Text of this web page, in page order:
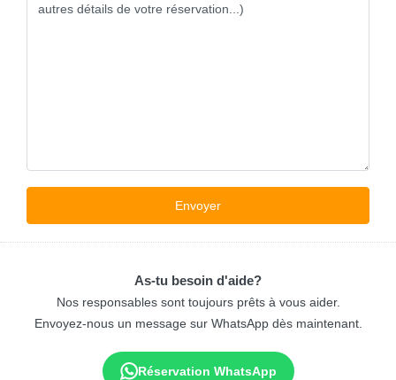
As-tu besoin d'aide?
Nos responsables sont toujours prêts à vous aider.
Envoyez-nous un message sur WhatsApp dès maintenant.
Réservation WhatsApp